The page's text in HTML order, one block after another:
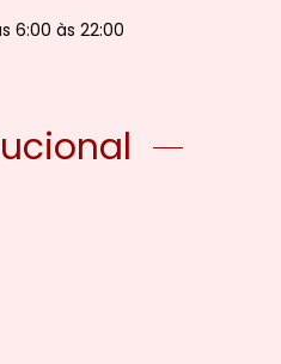
6:00 às 22:00